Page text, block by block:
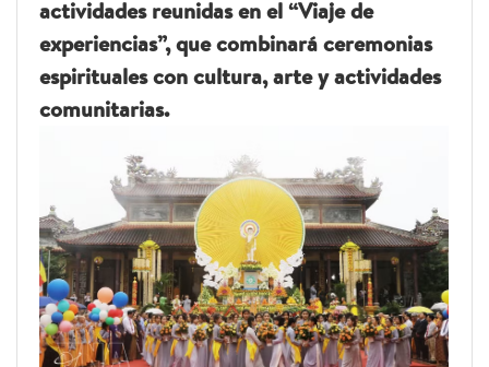
actividades reunidas en el “Viaje de
experiencias”, que combinará ceremonias
espirituales con cultura, arte y actividades
comunitarias.